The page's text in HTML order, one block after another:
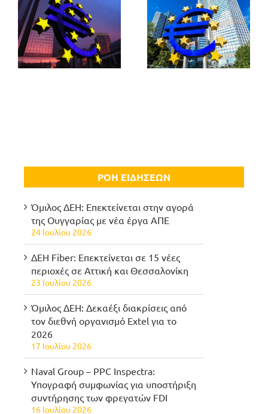
ΡΟΗ ΕΙΔΗΣΕΩΝ
Όμιλος ΔΕΗ: Επεκτείνεται στην αγορά
της Ουγγαρίας με νέα έργα ΑΠΕ
24 Ιουλίου 2026
ΔΕΗ Fiber: Επεκτείνεται σε 15 νέες
περιοχές σε Αττική και Θεσσαλονίκη
23 Ιουλίου 2026
Όμιλος ΔΕΗ: Δεκαέξι διακρίσεις από
τον διεθνή οργανισμό Extel για το
2026
17 Ιουλίου 2026
Naval Group – PPC Inspectra:
Υπογραφή συμφωνίας για υποστήριξη
συντήρησης των φρεγατών FDI
16 Ιουλίου 2026